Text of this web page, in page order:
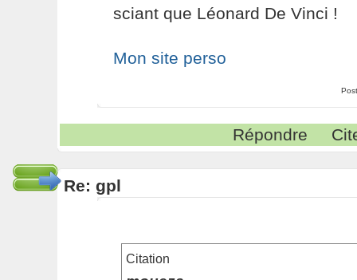
sciant que Léonard De Vinci !
Mon site perso
Répondre
Re: gpl
Citation